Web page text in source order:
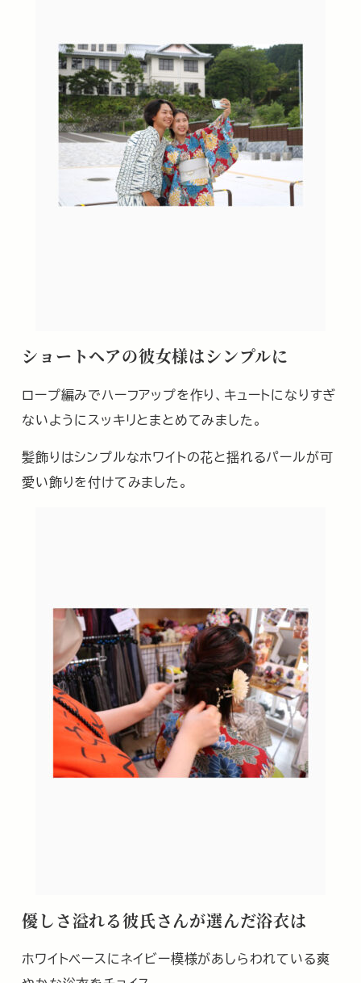
ショートヘアの彼女様はシンプルに
ロープ編みでハーフアップを作り、キュートになりすぎ
ないようにスッキリとまとめてみました。
髪飾りはシンプルなホワイトの花と揺れるパールが可
愛い飾りを付けてみました。
優しさ溢れる彼氏さんが選んだ浴衣は
ホワイトベースにネイビー模様があしらわれている爽